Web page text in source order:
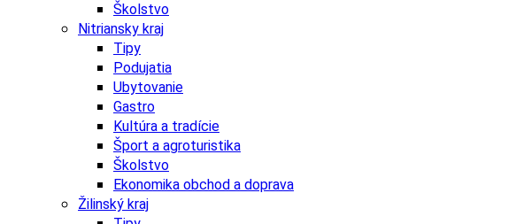
Školstvo
Nitriansky kraj
Tipy
Podujatia
Ubytovanie
Gastro
Kultúra a tradície
Šport a agroturistika
Školstvo
Ekonomika obchod a doprava
Žilinský kraj